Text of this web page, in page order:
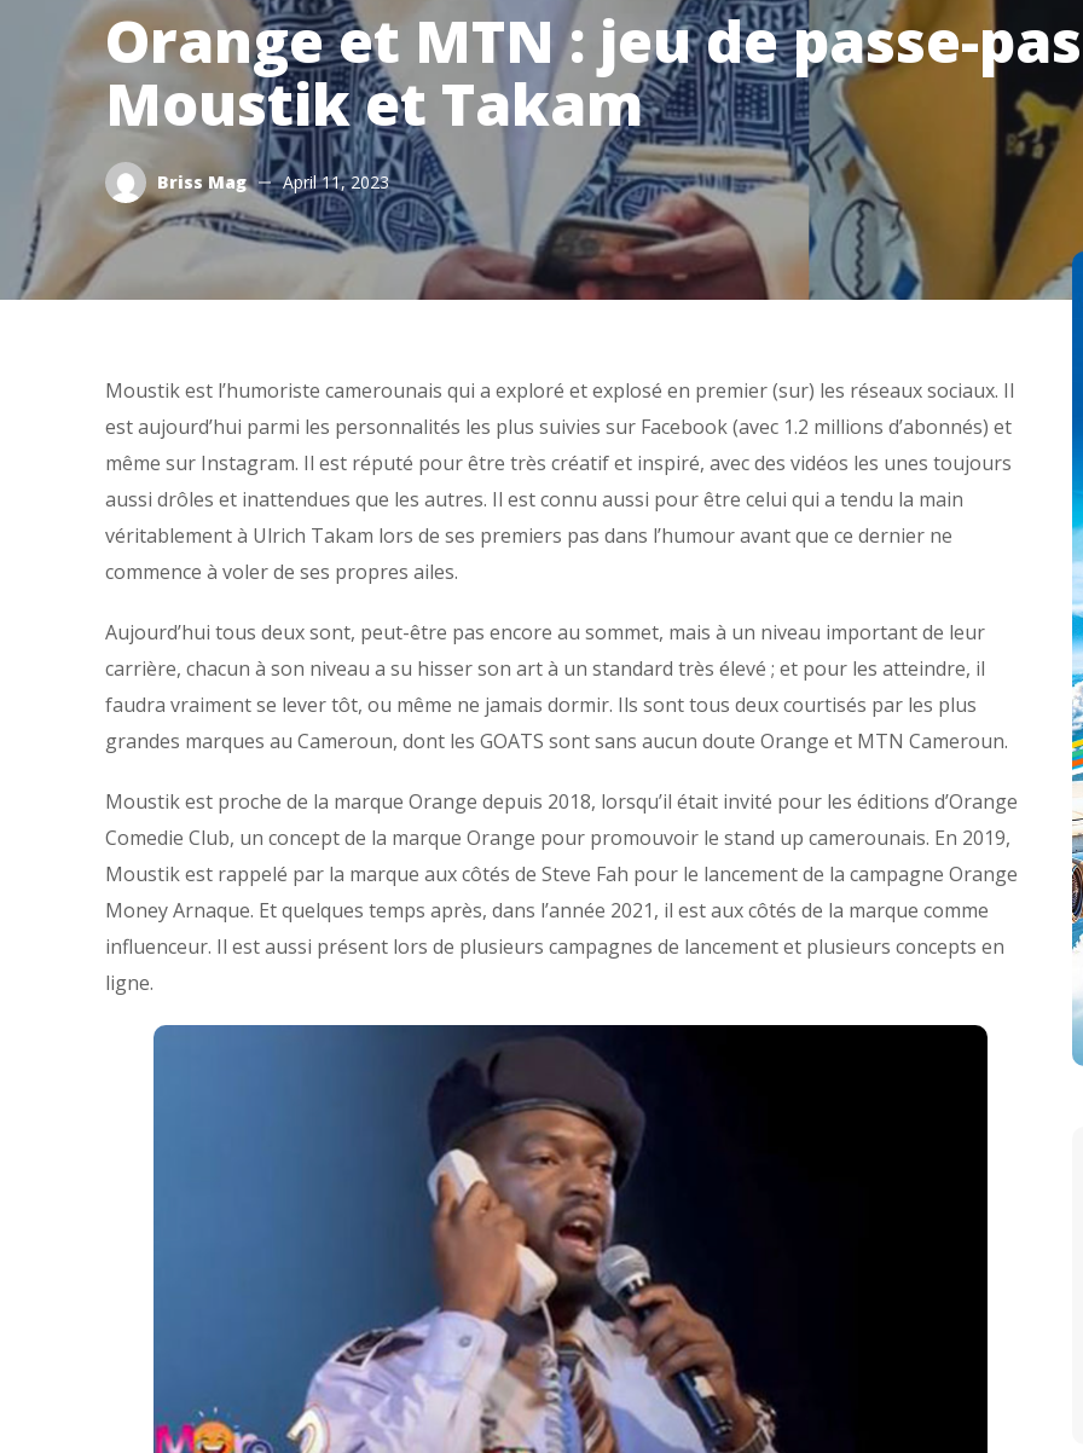
Orange et MTN : jeu de passe-
Moustik et Takam
Briss Mag April 11, 2023
Moustik est l’humoriste camerounais qui a exploré et explosé en premier (sur) les réseaux sociaux. Il
est aujourd’hui parmi les personnalités les plus suivies sur Facebook (avec 1.2 millions d’abonnés) et
même sur Instagram. Il est réputé pour être très créatif et inspiré, avec des vidéos les unes toujours
aussi drôles et inattendues que les autres. Il est connu aussi pour être celui qui a tendu la main
véritablement à Ulrich Takam lors de ses premiers pas dans l’humour avant que ce dernier ne
commence à voler de ses propres ailes.
Aujourd’hui tous deux sont, peut-être pas encore au sommet, mais à un niveau important de leur
carrière, chacun à son niveau a su hisser son art à un standard très élevé ; et pour les atteindre, il
faudra vraiment se lever tôt, ou même ne jamais dormir. Ils sont tous deux courtisés par les plus
grandes marques au Cameroun, dont les GOATS sont sans aucun doute Orange et MTN Cameroun.
Moustik est proche de la marque Orange depuis 2018, lorsqu’il était invité pour les éditions d’Orange
Comedie Club, un concept de la marque Orange pour promouvoir le stand up camerounais. En 2019,
Moustik est rappelé par la marque aux côtés de Steve Fah pour le lancement de la campagne Orange
Money Arnaque. Et quelques temps après, dans l’année 2021, il est aux côtés de la marque comme
influenceur. Il est aussi présent lors de plusieurs campagnes de lancement et plusieurs concepts en
ligne.